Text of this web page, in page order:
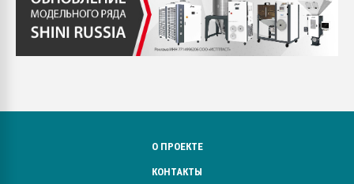
О ПРОЕКТЕ
КОНТАКТЫ